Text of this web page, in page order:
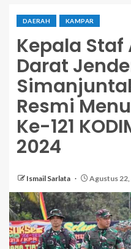
DAERAH KAMPAR
Kepala
Darat
Resmi
Ke-121
2024
Ismail Sarlata Agustus 22,